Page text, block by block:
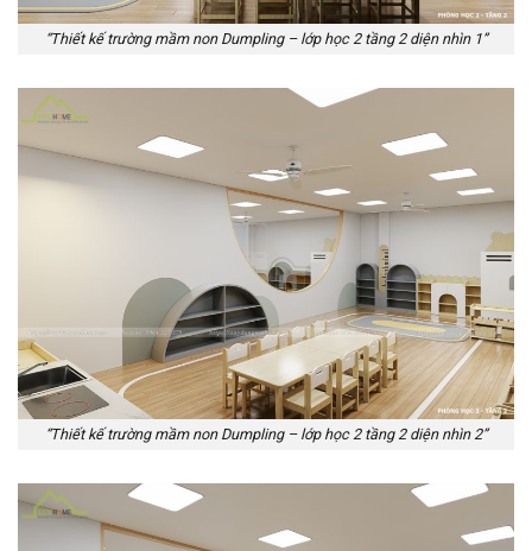
“Thiết kế trường mầm non Dumpling – lớp học 2 tầng 2 diện nhìn 1”
“Thiết kế trường mầm non Dumpling – lớp học 2 tầng 2 diện nhìn 2”